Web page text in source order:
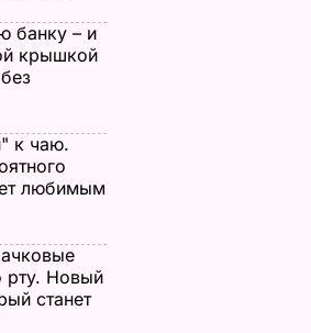
банку – и
крышкой
к чаю.
любимым
рту. Новый
станет